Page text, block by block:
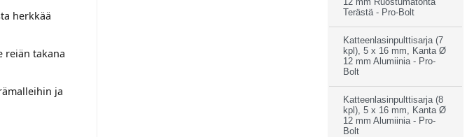
herkkää
reiän takana
ja
Terästä - Pro-Bolt
Katteenlasinpulttisarja (7
kpl), 5 x 16 mm, Kanta Ø
12 mm Alumiinia - Pro-
Bolt
Katteenlasinpulttisarja (8
kpl), 5 x 16 mm, Kanta Ø
12 mm Alumiinia - Pro-
Bolt